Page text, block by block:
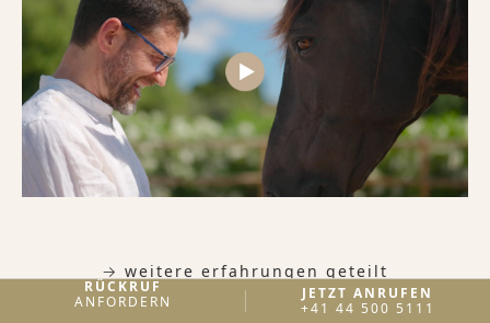
→ weitere erfahrungen geteilt
RÜCKRUF
ANFORDERN
JETZT ANRUFEN
+41 44 500 5111